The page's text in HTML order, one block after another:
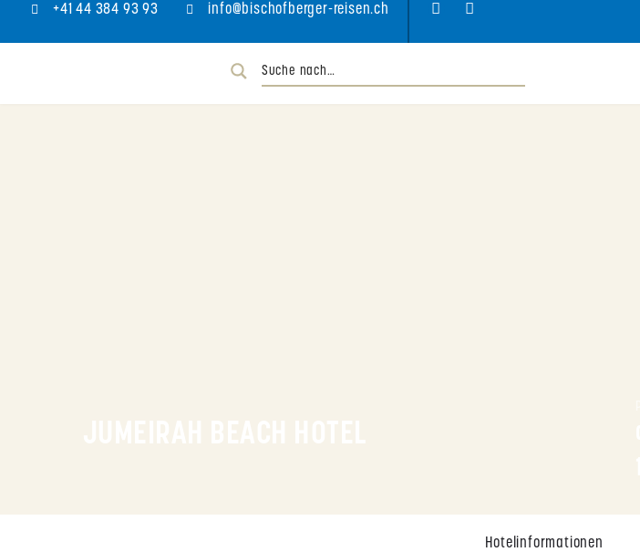
+41 44 384 93 93 info@bischofberger-reisen.ch
Hotelinformationen